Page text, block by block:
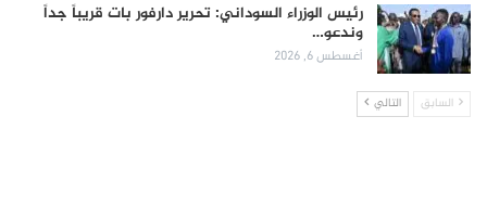
رئيس الوزراء السوداني: تحرير دارفور بات قريباً جداً
وندعو…
أغسطس 6, 2026
السابق التالي